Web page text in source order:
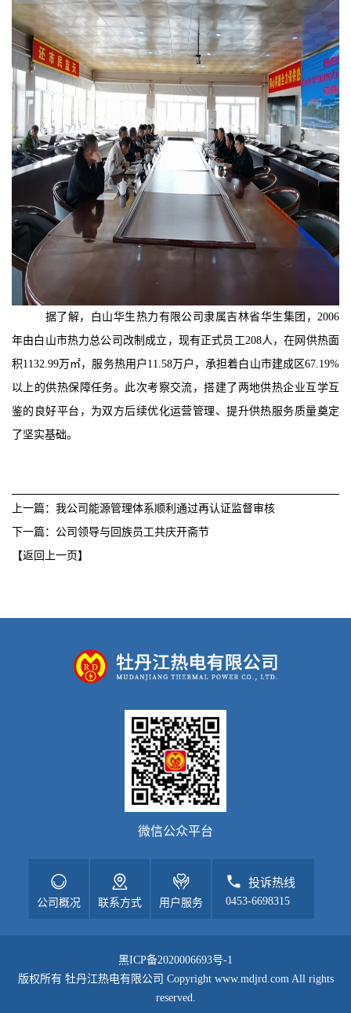
据了解，白山华生热力有限公司隶属吉林省华生集团， 2006
年由白山市热力总公司改制成立，现有正式员工208人，在网供热面
积1132.99万㎡，服务热用户11.58万户，承担着白山市建成区67.19%
以上的供热保障任务。此次考察交流，搭建了两地供热企业互学互
鉴的良好平台，为双方后续优化运营管理、提升供热服务质量奠定
了坚实基础。
上一篇：我公司能源管理体系顺利通过再认证监督审核
下一篇：公司领导与回族员工共庆开斋节
【返回上一页】
微信公众平台
公司概况 联系方式 用户服务
投诉热线
0453-6698315
黑ICP备2020006693号-1
版权所有 牡丹江热电有限公司 Copyright www.mdjrd.com All rights
reserved.